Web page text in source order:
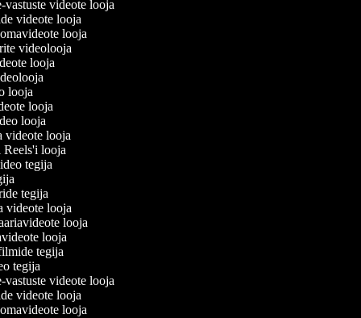
vastuste videote looja
videote looja
looja
videolooja
looja
looja
looja
looja
videote looja
Reels'i looja
tegija
tegija
videote looja
looja
looja
tegija
tegija
vastuste videote looja
videote looja
looja